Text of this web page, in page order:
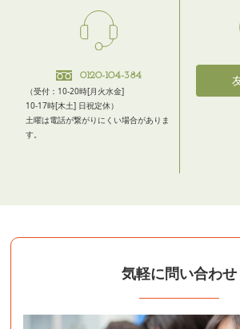
0120-104-384
（受付：10-20時[月火水金]
10-17時[木土] 日祝定休）
土曜は電話が繋がりにくい場合がありま
す。
気軽に問い合わせ